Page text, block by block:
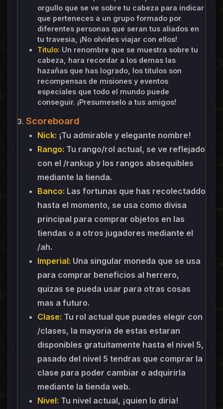
orgullo que se ve sobre tu cabeza para indicar
que perteneces a un grupo formado por
diferentes personas que seran tus aliados en
tu travesia, ¡No olvides viajar con ellos!
Titulo: Un renombre que se muestra sobre tu
cabeza, hara recordar a los demas las
hazañas que has logrado, los titulos son
recompensas de misiones y eventos
especiales que todo el mundo puede
conseguir. ¡Presumeselo a tus amigos!
3. Scoreboard
Nick: ¡Tu admirable y elegante nombre!
Rango: Tu rango/rol actual, se ve reflejado
con el /rankup y los rangos absequibles
mediante la tienda.
Banco: Las fortunas que has recolectaddo
hasta el momento, se usa como divisa
principal para comprar objetos en las
tiendas o a otros jugadores mediante el
/ah.
Imperial: Una singular moneda que se usa
para comprar beneficios al herrero,
quizas se pueda usar para otras cosas
mas a futuro.
Clase: Tu rol actual que puedes elegir con
/clases, la mayoria de estas estaran
disponibles gratuitamente hasta el nivel 5,
pasado del nivel 5 tendras que comprar la
clase para poder cambiar o adquirirla
mediante la tienda web.
Nivel: Tu nivel actual, ¡quien lo diria!